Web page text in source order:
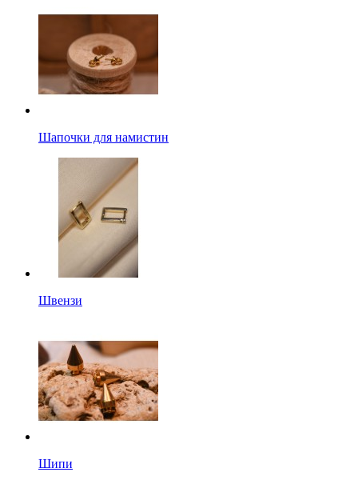
Шапочки для намистин
Швензи
Шипи